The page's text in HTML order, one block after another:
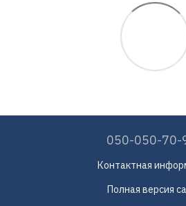
050-050-70-
Контактная
Полная версия